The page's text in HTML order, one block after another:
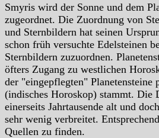
Smyris wird der Sonne und dem
zugeordnet. Die Zuordnung von
und Sternbildern hat seinen
schon früh versuchte Edelsteinen
Sternbildern zuzuordnen.
öfters Zugang zu westlichen
der "eingepflegten"
(indisches Horoskop) stammt. Die
einerseits Jahrtausende alt und
sehr wenig verbreitet.
Quellen zu finden.